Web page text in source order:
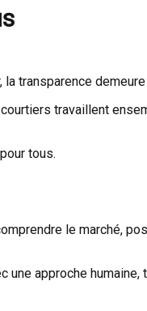
transparence
travaillent
tous.
le marché,
une approche